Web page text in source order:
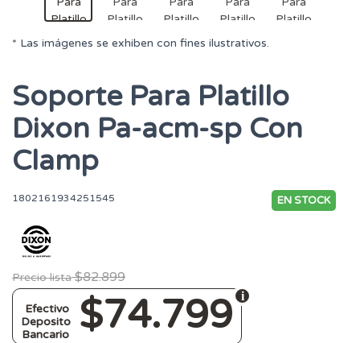
* Las imágenes se exhiben con fines ilustrativos.
Soporte Para Platillo
Dixon Pa-acm-sp Con
Clamp
1802161934251545 EN STOCK
Precio lista $82.899
$74.799
Efectivo
Deposito
Bancario